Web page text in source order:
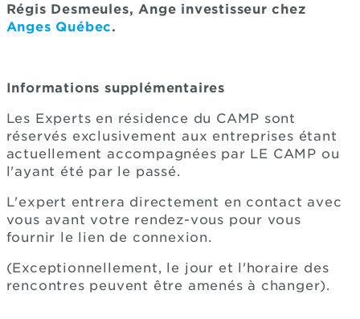
Régis Desmeules, Ange investisseur chez
Anges Québec.
Informations supplémentaires
Les Experts en résidence du CAMP sont
réservés exclusivement aux entreprises étant
actuellement accompagnées par LE CAMP ou
l'ayant été par le passé.
L'expert entrera directement en contact avec
vous avant votre rendez-vous pour vous
fournir le lien de connexion.
(Exceptionnellement, le jour et l'horaire des
rencontres peuvent être amenés à changer).